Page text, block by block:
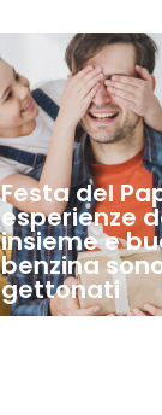
Festa del
esperienze
insieme e
benzina
gettonati